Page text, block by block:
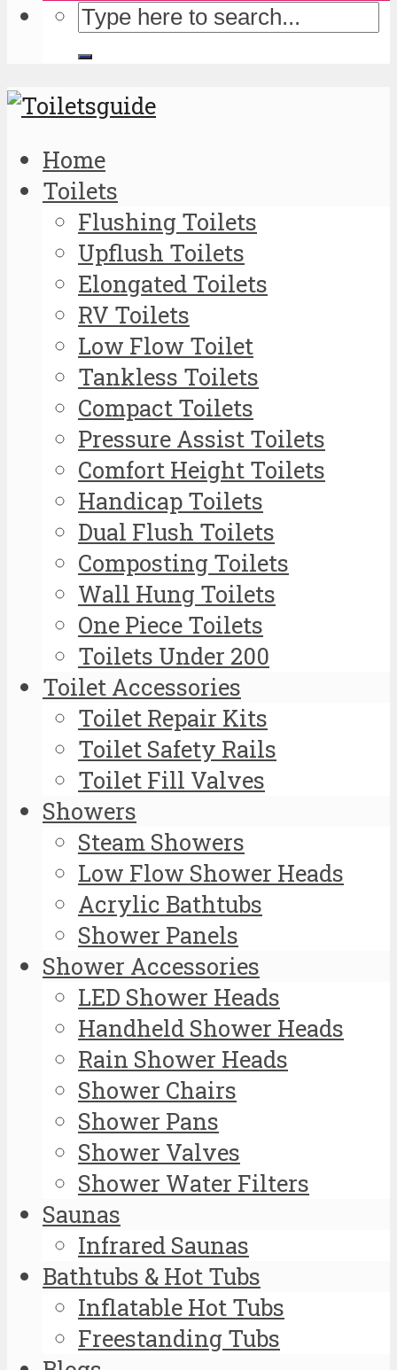
Home
Toilets
Flushing Toilets
Upflush Toilets
Elongated Toilets
RV Toilets
Low Flow Toilet
Tankless Toilets
Compact Toilets
Pressure Assist Toilets
Comfort Height Toilets
Handicap Toilets
Dual Flush Toilets
Composting Toilets
Wall Hung Toilets
One Piece Toilets
Toilets Under 200
Toilet Accessories
Toilet Repair Kits
Toilet Safety Rails
Toilet Fill Valves
Showers
Steam Showers
Low Flow Shower Heads
Acrylic Bathtubs
Shower Panels
Shower Accessories
LED Shower Heads
Handheld Shower Heads
Rain Shower Heads
Shower Chairs
Shower Pans
Shower Valves
Shower Water Filters
Saunas
Infrared Saunas
Bathtubs & Hot Tubs
Inflatable Hot Tubs
Freestanding Tubs